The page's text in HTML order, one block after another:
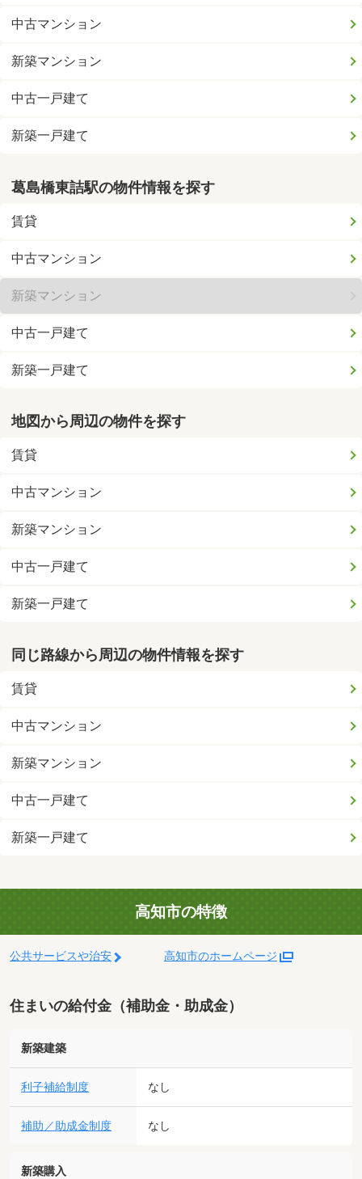
中古マンション
新築マンション
中古一戸建て
新築一戸建て
葛島橋東詰駅の物件情報を探す
賃貸
中古マンション
新築マンション
中古一戸建て
新築一戸建て
地図から周辺の物件を探す
賃貸
中古マンション
新築マンション
中古一戸建て
新築一戸建て
同じ路線から周辺の物件情報を探す
賃貸
中古マンション
新築マンション
中古一戸建て
新築一戸建て
高知市の特徴
公共サービスや治安 高知市のホームページ
住まいの給付金（補助金・助成金）
新築建築
利子補給制度 なし
補助／助成金制度 なし
新築購入